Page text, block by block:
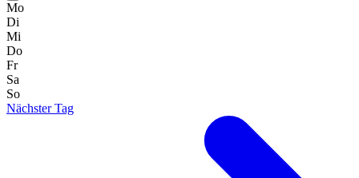
Mo
Di
Mi
Do
Fr
Sa
So
Nächster Tag